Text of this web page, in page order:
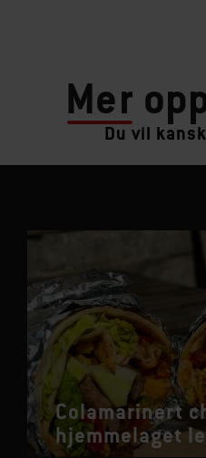
Mer
Du vil
Colamarinert
hjemmelaget